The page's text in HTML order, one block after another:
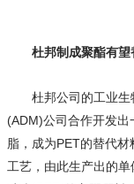
杜邦制成聚酯有望
杜邦公司的工业
(ADM)公司合作开发
脂，成为PET的替代
工艺，由此生产出的